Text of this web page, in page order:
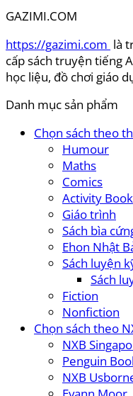
GAZIMI.COM
https://gazimi.com là
cấp sách truyện tiếng
học liệu, đồ chơi giáo
Danh mục sản phẩm
Chọn sách theo
Humour
Maths
Comics
Activity Book
Giáo trình
Sách bìa
Ehon Nhật
Sách luyện
Sách
Fiction
Nonfiction
Chọn sách theo
NXB
Penguin
NXB